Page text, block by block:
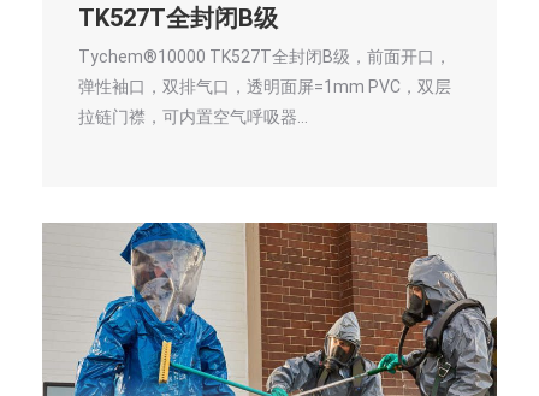
TK527T全封闭B级
Tychem®10000 TK527T全封闭B级，前面开口，
弹性袖口，双排气口，透明面屏=1mm PVC，双层
拉链门襟，可内置空气呼吸器…